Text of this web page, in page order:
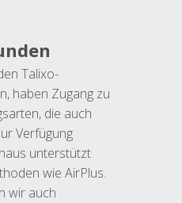
Talixo-
haben Zugang zu
die auch
Verfügung
unterstützt
wie AirPlus.
wir auch